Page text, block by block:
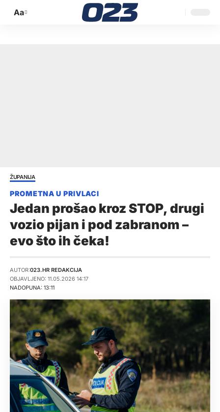
Promijeni
Aa
ŽUPANIJA
Jedan prošao kroz STOP, drugi
vozio pijan i pod zabranom –
evo što ih čeka!
NADOPUNA: 13:11
AUTOR:023.HR REDAKCIJA
OBJAVLJENO: 11.05.2026 14:17